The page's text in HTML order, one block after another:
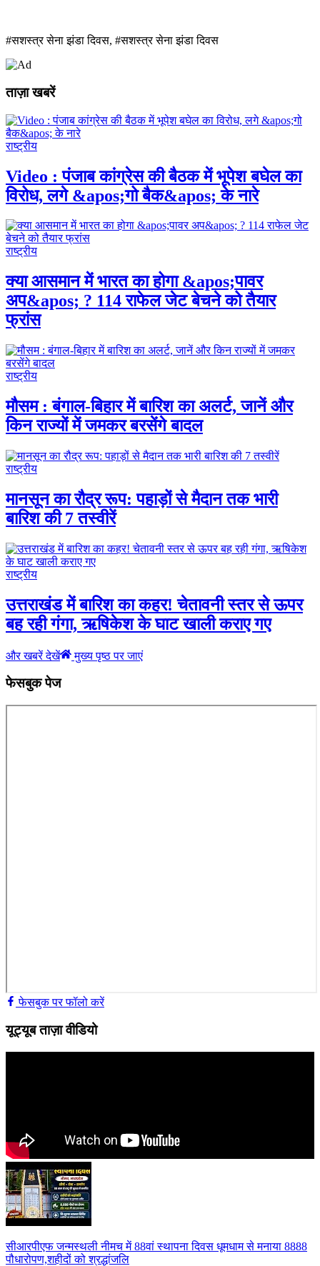
#सशस्‍त्र सेना झंडा दिवस, #सशस्‍त्र सेना झंडा दिवस
ताज़ा खबरें
राष्ट्रीय
Video : पंजाब कांग्रेस की बैठक में भूपेश बघेल का
विरोध, लगे &apos;गो बैक&apos; के नारे
राष्ट्रीय
क्या आसमान में भारत का होगा &apos;पावर
अप&apos; ? 114 राफेल जेट बेचने को तैयार
फ्रांस
राष्ट्रीय
मौसम : बंगाल-बिहार में बारिश का अलर्ट, जानें और
किन राज्यों में जमकर बरसेंगे बादल
राष्ट्रीय
मानसून का रौद्र रूप: पहाड़ों से मैदान तक भारी
बारिश की 7 तस्वीरें
राष्ट्रीय
उत्तराखंड में बारिश का कहर! चेतावनी स्तर से ऊपर
बह रही गंगा, ऋषिकेश के घाट खाली कराए गए
और खबरें देखें मुख्य पृष्ठ पर जाएं
फेसबुक पेज
फेसबुक पर फॉलो करें
यूट्यूब ताज़ा वीडियो
सीआरपीएफ जन्मस्थली नीमच में 88वां स्थापना दिवस धूमधाम से मनाया 8888
पौधारोपण,शहीदों को श्रद्धांजलि